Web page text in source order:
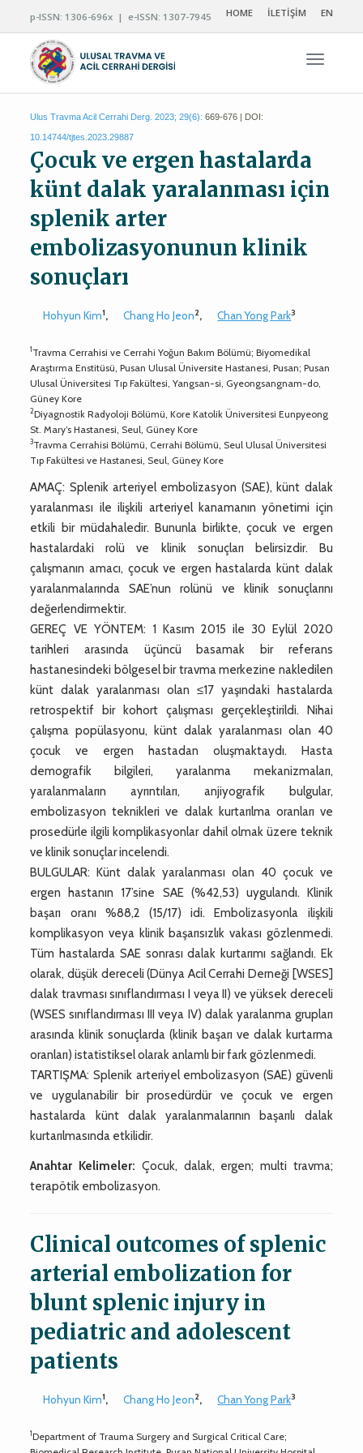
p-ISSN: 1306-696x | e-ISSN: 1307-7945 HOME İLETİŞİM EN
Ulus Travma Acil Cerrahi Derg. 2023; 29(6): 669-676 | DOI:
10.14744/tjtes.2023.29887
Çocuk ve ergen hastalarda
künt dalak yaralanması için
splenik arter
embolizasyonunun klinik
sonuçları
Hohyun Kim1, Chang Ho Jeon2, Chan Yong Park3
1Travma Cerrahisi ve Cerrahi Yoğun Bakım Bölümü; Biyomedikal
Araştırma Enstitüsü, Pusan Ulusal Üniversite Hastanesi, Pusan; Pusan
Ulusal Üniversitesi Tıp Fakültesi, Yangsan-si, Gyeongsangnam-do,
Güney Kore
2Diyagnostik Radyoloji Bölümü, Kore Katolik Üniversitesi Eunpyeong
St. Mary’s Hastanesi, Seul, Güney Kore
3Travma Cerrahisi Bölümü, Cerrahi Bölümü, Seul Ulusal Üniversitesi
Tıp Fakültesi ve Hastanesi, Seul, Güney Kore
AMAÇ: Splenik arteriyel embolizasyon (SAE), künt dalak
yaralanması ile ilişkili arteriyel kanamanın yönetimi için
etkili bir müdahaledir. Bununla birlikte, çocuk ve ergen
hastalardaki rolü ve klinik sonuçları belirsizdir. Bu
çalışmanın amacı, çocuk ve ergen hastalarda künt dalak
yaralanmalarında SAE’nun rolünü ve klinik sonuçlarını
değerlendirmektir.
GEREÇ VE YÖNTEM: 1 Kasım 2015 ile 30 Eylül 2020
tarihleri arasında üçüncü basamak bir referans
hastanesindeki bölgesel bir travma merkezine nakledilen
künt dalak yaralanması olan ≤17 yaşındaki hastalarda
retrospektif bir kohort çalışması gerçekleştirildi. Nihai
çalışma popülasyonu, künt dalak yaralanması olan 40
çocuk ve ergen hastadan oluşmaktaydı. Hasta
demografik bilgileri, yaralanma mekanizmaları,
yaralanmaların ayrıntıları, anjiyografik bulgular,
embolizasyon teknikleri ve dalak kurtarılma oranları ve
prosedürle ilgili komplikasyonlar dahil olmak üzere teknik
ve klinik sonuçlar incelendi.
BULGULAR: Künt dalak yaralanması olan 40 çocuk ve
ergen hastanın 17’sine SAE (%42,53) uygulandı. Klinik
başarı oranı %88,2 (15/17) idi. Embolizasyonla ilişkili
komplikasyon veya klinik başarısızlık vakası gözlenmedi.
Tüm hastalarda SAE sonrası dalak kurtarımı sağlandı. Ek
olarak, düşük dereceli (Dünya Acil Cerrahi Derneği [WSES]
dalak travması sınıflandırması I veya II) ve yüksek dereceli
(WSES sınıflandırması III veya IV) dalak yaralanma grupları
arasında klinik sonuçlarda (klinik başarı ve dalak kurtarma
oranları) istatistiksel olarak anlamlı bir fark gözlenmedi.
TARTIŞMA: Splenik arteriyel embolizasyon (SAE) güvenli
ve uygulanabilir bir prosedürdür ve çocuk ve ergen
hastalarda künt dalak yaralanmalarının başarılı dalak
kurtarılmasında etkilidir.
Anahtar Kelimeler: Çocuk, dalak, ergen; multi travma;
terapötik embolizasyon.
Clinical outcomes of splenic
arterial embolization for
blunt splenic injury in
pediatric and adolescent
patients
Hohyun Kim1, Chang Ho Jeon2, Chan Yong Park3
1Department of Trauma Surgery and Surgical Critical Care;